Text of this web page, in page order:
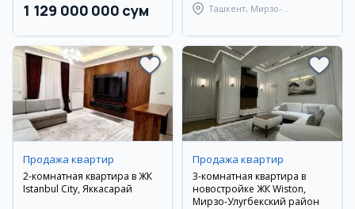
1 129 000 000 сум
Ташкент, Мирзо-
Продажа квартир
2-комнатная квартира в ЖК
Istanbul City, Яккасарай
Продажа квартир
3-комнатная квартира в
новостройке ЖК Wiston,
Мирзо-Улугбекский район